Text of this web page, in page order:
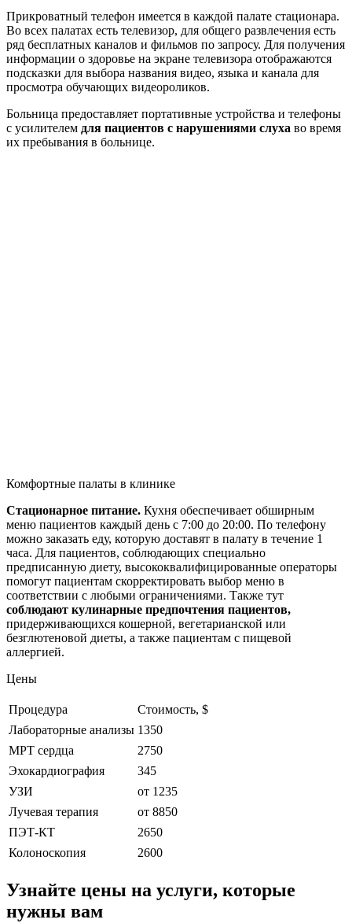
Прикроватный телефон имеется в каждой палате стационара.
Во всех палатах есть телевизор, для общего развлечения есть
ряд бесплатных каналов и фильмов по запросу. Для получения
информации о здоровье на экране телевизора отображаются
подсказки для выбора названия видео, языка и канала для
просмотра обучающих видеороликов.
Больница предоставляет портативные устройства и телефоны
с усилителем для пациентов с нарушениями слуха во время
их пребывания в больнице.
Комфортные палаты в клинике
Стационарное питание. Кухня обеспечивает обширным
меню пациентов каждый день с 7:00 до 20:00. По телефону
можно заказать еду, которую доставят в палату ​​в течение 1
часа. Для пациентов, соблюдающих специально
предписанную диету, высококвалифицированные операторы
помогут пациентам скорректировать выбор меню в
соответствии с любыми ограничениями. Также тут
соблюдают кулинарные предпочтения пациентов,
придерживающихся кошерной, вегетарианской или
безглютеновой диеты, а также пациентам с пищевой
аллергией.
Цены
Процедура
Стоимость, $
Лабораторные анализы 1350
МРТ сердца
2750
Эхокардиография
345
УЗИ
от 1235
Лучевая терапия
от 8850
ПЭТ-КТ
2650
Колоноскопия
2600
Узнайте цены на услуги, которые
нужны вам